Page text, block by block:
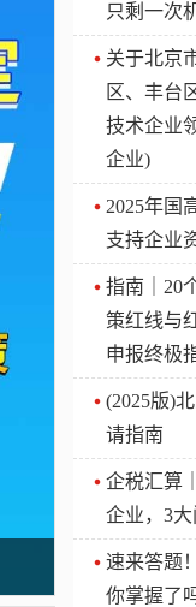
只剩一次
关于北京
区、丰台
技术企业
企业)
2025年国
支持企业
指南｜20
策红线与
申报终极
(2025版)
请指南
企税汇算
企业，3大
速来答题
你掌握了